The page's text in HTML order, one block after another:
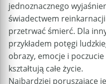
jednoznacznego
świadectwem
przetrwać śmierć. Dla
przykładem potęgi
obrazy, emocje i
kształtują całe życie.
Najbardziej poruszające